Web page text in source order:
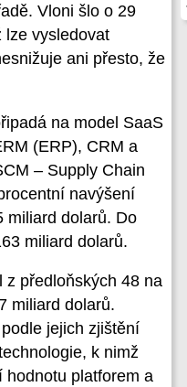
Vloni šlo o 29
lze vysledovat
ani přesto, že
na model SaaS
(ERP), CRM a
– Supply Chain
navýšení
miliard dolarů. Do
miliard dolarů.
z předloňských 48 na
miliard dolarů.
jejich zjištění
k nimž
hodnotu platforem a